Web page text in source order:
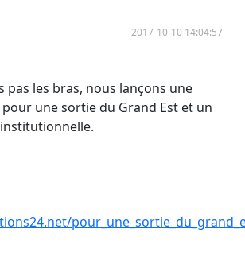
2017-10-10 14:04:57
pas les bras, nous lançons une
une sortie du Grand Est et un